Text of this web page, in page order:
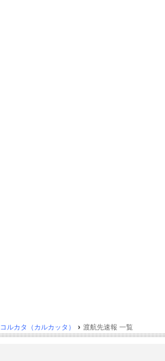
コルカタ（カルカッタ） › 渡航先速報 一覧